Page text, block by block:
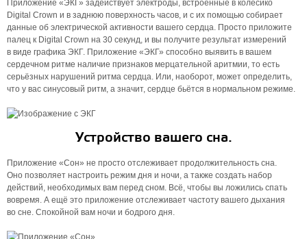
Приложение «ЭКГ» задействует электроды, встроенные в колёсико
Digital Crown и в заднюю поверхность часов, и с их помощью собирает
данные об электрической активности вашего сердца. Просто приложите
палец к Digital Crown на 30 секунд, и вы получите результат измерений
в виде графика ЭКГ. Приложение «ЭКГ» способно выявить в вашем
сердечном ритме наличие признаков мерцательной аритмии, то есть
серьёзных нарушений ритма сердца. Или, наоборот, может определить,
что у вас синусовый ритм, а значит, сердце бьётся в нормальном режиме.
Устройство вашего сна.
Приложение «Сон» не просто отслеживает продолжитель­ность сна.
Оно позволяет настроить режим дня и ночи, а также создать набор
действий, необходимых вам перед сном. Всё, чтобы вы ложились спать
вовремя. А ещё это приложение отслеживает частоту вашего дыхания
во сне. Спокойной вам ночи и бодрого дня.